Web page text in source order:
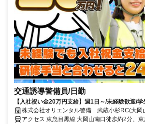
交通誘導警備員/日勤
【入社祝い金20万円支給】週1日～/未経験歓迎/
い・週払いOK/履歴書不要！
株式会社オリエンタル警備 武蔵小杉RC(大岡
アクセス 東急目黒線 大岡山南口徒歩約2分、